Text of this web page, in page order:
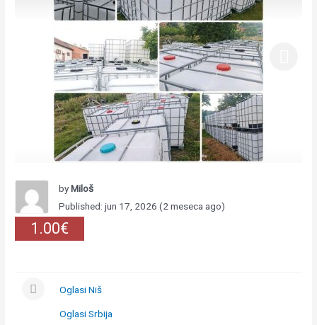
byMiloš
Published: jun 17, 2026 (2 meseca ago)
1.00€
Oglasi Niš
Oglasi Srbija